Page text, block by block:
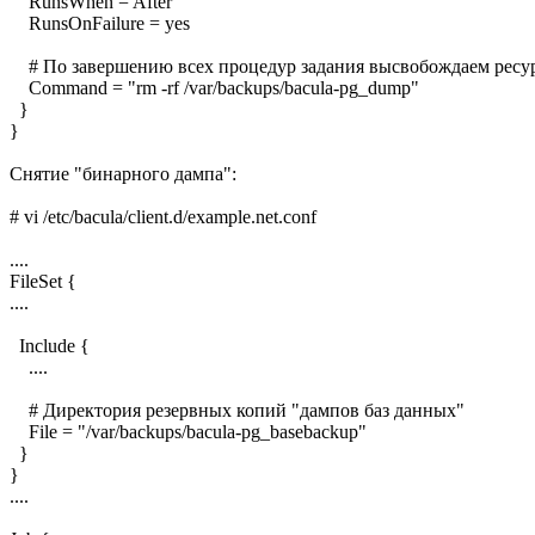
RunsOnFailure = yes
# По завершению всех процедур задания высвобождаем
Command = "rm -rf /var/backups/bacula-pg_dump"
}
}
Снятие "бинарного дампа":
# vi /etc/bacula/client.d/example.net.conf
....
FileSet {
....
Include {
....
# Директория резервных копий "дампов баз данных"
File = "/var/backups/bacula-pg_basebackup"
}
}
....